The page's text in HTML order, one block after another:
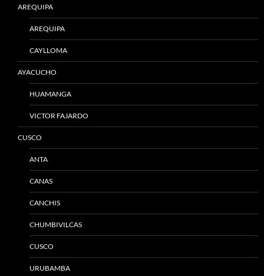
AREQUIPA
AREQUIPA
CAYLLOMA
AYACUCHO
HUAMANGA
VICTOR FAJARDO
CUSCO
ANTA
CANAS
CANCHIS
CHUMBIVILCAS
CUSCO
URUBAMBA